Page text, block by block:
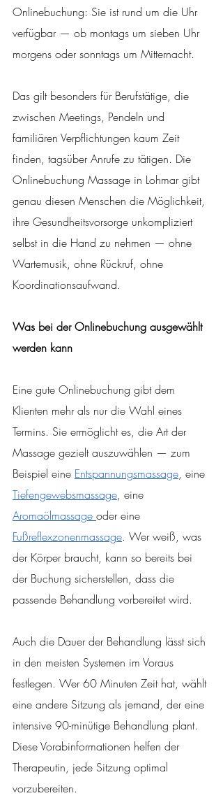
Onlinebuchung: Sie ist rund um die Uhr
verfügbar — ob montags um sieben Uhr
morgens oder sonntags um Mitternacht.
Das gilt besonders für Berufstätige, die
zwischen Meetings, Pendeln und
familiären Verpflichtungen kaum Zeit
finden, tagsüber Anrufe zu tätigen. Die
Onlinebuchung Massage in Lohmar gibt
genau diesen Menschen die Möglichkeit,
ihre Gesundheitsvorsorge unkompliziert
selbst in die Hand zu nehmen — ohne
Wartemusik, ohne Rückruf, ohne
Koordinationsaufwand.
Was bei der Onlinebuchung ausgewählt
werden kann
Eine gute Onlinebuchung gibt dem
Klienten mehr als nur die Wahl eines
Termins. Sie ermöglicht es, die Art der
Massage gezielt auszuwählen — zum
Beispiel eine Entspannungsmassage, eine
Tiefengewebsmassage, eine
Aromaölmassage oder eine
Fußreflexzonenmassage. Wer weiß, was
der Körper braucht, kann so bereits bei
der Buchung sicherstellen, dass die
passende Behandlung vorbereitet wird.
Auch die Dauer der Behandlung lässt sich
in den meisten Systemen im Voraus
festlegen. Wer 60 Minuten Zeit hat, wählt
eine andere Sitzung als jemand, der eine
intensive 90-minütige Behandlung plant.
Diese Vorabinformationen helfen der
Therapeutin, jede Sitzung optimal
vorzubereiten.